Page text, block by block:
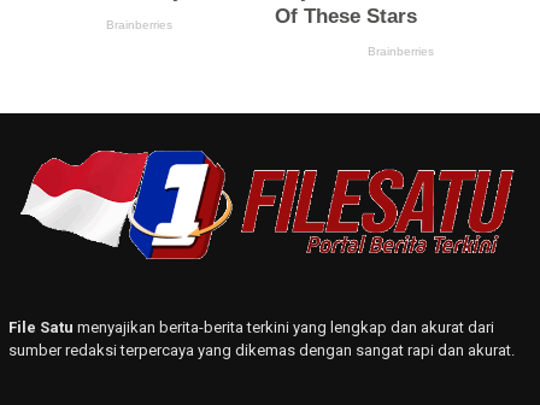
File Satu menyajikan berita-berita terkini yang lengkap dan akurat dari
sumber redaksi terpercaya yang dikemas dengan sangat rapi dan akurat.